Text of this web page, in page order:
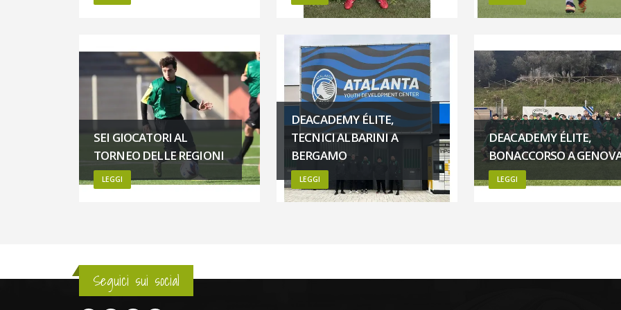
SEI GIOCATORI AL
TORNEO DELLE REGIONI
LEGGI
DEACADEMY ÉLITE,
TECNICI ALBARINI A
BERGAMO
LEGGI
DEACADEMY ÉLITE,
BONACCORSO A
LEGGI
Seguici sui social